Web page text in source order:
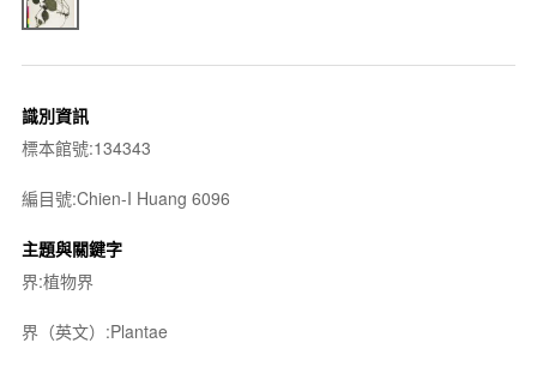
識別資訊
標本館號:134343
編目號:Chien-I Huang 6096
主題與關鍵字
界:植物界
界（英文）:Plantae